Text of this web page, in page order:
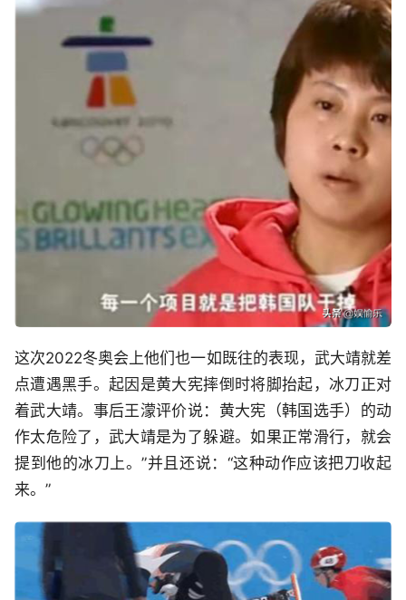
这次2022冬奥会上他们也一如既往的表现，武大靖就差
点遭遇黑手。起因是黄大宪摔倒时将脚抬起，冰刀正对
着武大靖。事后王濛评价说：黄大宪（韩国选手）的动
作太危险了，武大靖是为了躲避。如果正常滑行，就会
提到他的冰刀上。”并且还说：“这种动作应该把刀收起
来。”